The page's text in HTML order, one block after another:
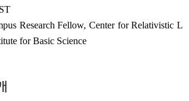
Research Fellow, Center for Relativistic L
for Basic Science